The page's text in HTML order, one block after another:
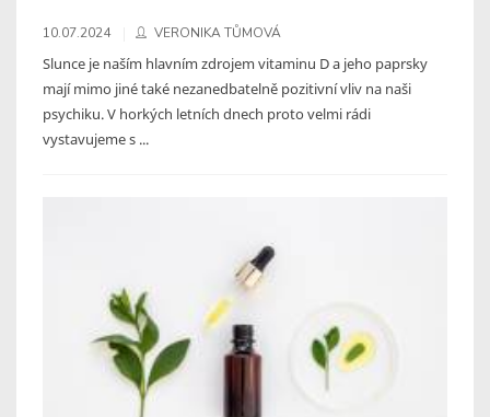
10.07.2024 VERONIKA TŮMOVÁ
Slunce je naším hlavním zdrojem vitaminu D a jeho paprsky
mají mimo jiné také nezanedbatelně pozitivní vliv na naši
psychiku. V horkých letních dnech proto velmi rádi
vystavujeme s ...